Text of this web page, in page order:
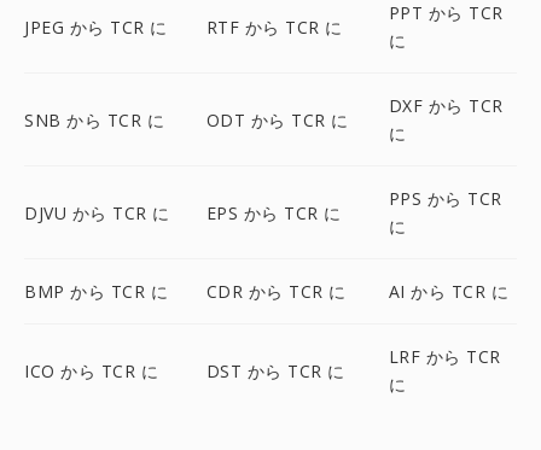
JPEG から TCR に RTF から TCR に
PPT から TCR
に
SNB から TCR に ODT から TCR に
DXF から TCR
に
DJVU から TCR に EPS から TCR に
PPS から TCR
に
BMP から TCR に CDR から TCR に AI から TCR に
ICO から TCR に DST から TCR に
LRF から TCR
に